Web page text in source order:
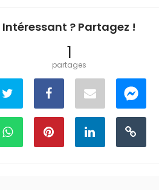
Intéressant ? Partagez !
1
partages